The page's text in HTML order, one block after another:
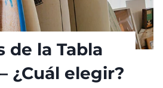
de la Tabla
¿Cuál elegir?